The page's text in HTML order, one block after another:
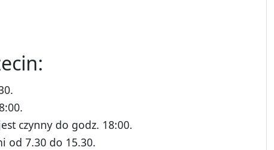
czynny do godz. 18:00.
od 7.30 do 15.30.